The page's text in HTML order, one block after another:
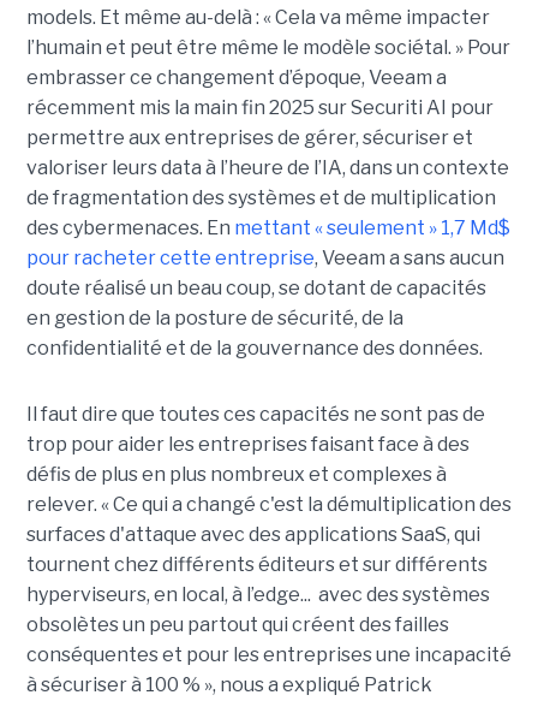
models. Et même au-delà : « Cela va même impacter
l’humain et peut être même le modèle sociétal. » Pour
embrasser ce changement d’époque, Veeam a
récemment mis la main fin 2025 sur Securiti AI pour
permettre aux entreprises de gérer, sécuriser et
valoriser leurs data à l’heure de l’IA, dans un contexte
de fragmentation des systèmes et de multiplication
des cybermenaces. En mettant « seulement » 1,7 Md$
pour racheter cette entreprise, Veeam a sans aucun
doute réalisé un beau coup, se dotant de capacités
en gestion de la posture de sécurité, de la
confidentialité et de la gouvernance des données.
Il faut dire que toutes ces capacités ne sont pas de
trop pour aider les entreprises faisant face à des
défis de plus en plus nombreux et complexes à
relever. « Ce qui a changé c'est la démultiplication des
surfaces d'attaque avec des applications SaaS, qui
tournent chez différents éditeurs et sur différents
hyperviseurs, en local, à l’edge... avec des systèmes
obsolètes un peu partout qui créent des failles
conséquentes et pour les entreprises une incapacité
à sécuriser à 100 % », nous a expliqué Patrick